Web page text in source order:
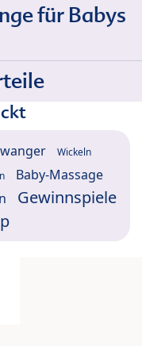
für Babys
Wickeln
Baby-Massage
Gewinnspiele